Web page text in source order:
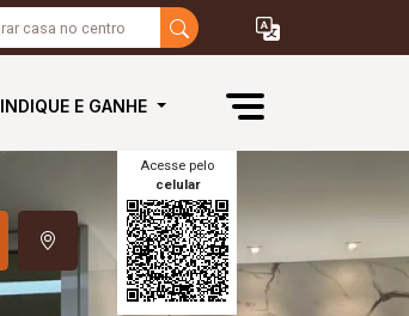
INDIQUE E GANHE
Acesse pelo
celular